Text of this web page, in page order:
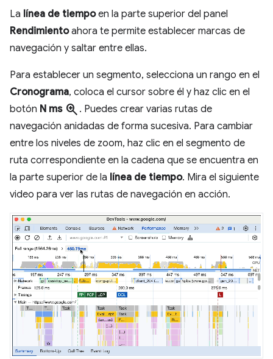
La línea de tiempoen la parte superior del panel
Rendimientoahora te permite establecer marcas de
navegación y saltar entre ellas.
Para establecer un segmento, selecciona un rango en el
Cronograma, coloca el cursor sobre él y haz clic en el
botón N ms zoom_in . Puedes crear varias rutas de
navegación anidadas de forma sucesiva. Para cambiar
entre los niveles de zoom, haz clic en el segmento de
ruta correspondiente en la cadena que se encuentra en
la parte superior de la línea de tiempo. Mira el siguiente
video para ver las rutas de navegación en acción.